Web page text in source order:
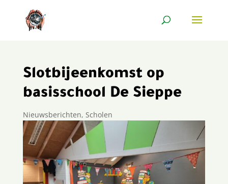
Slotbijeenkomst op
basisschool De Sieppe
Nieuwsberichten, Scholen